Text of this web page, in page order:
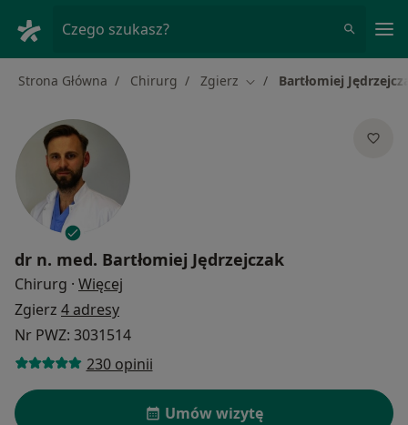
Czego szukasz?
Strona Główna Chirurg Zgierz Zmień miasto
Bartłomiej
dr n. med. Bartłomiej Jędrzejczak
Chirurg · Więcej
Zgierz 4 adresy
Nr PWZ: 3031514
230 opinii
Umów wizytę